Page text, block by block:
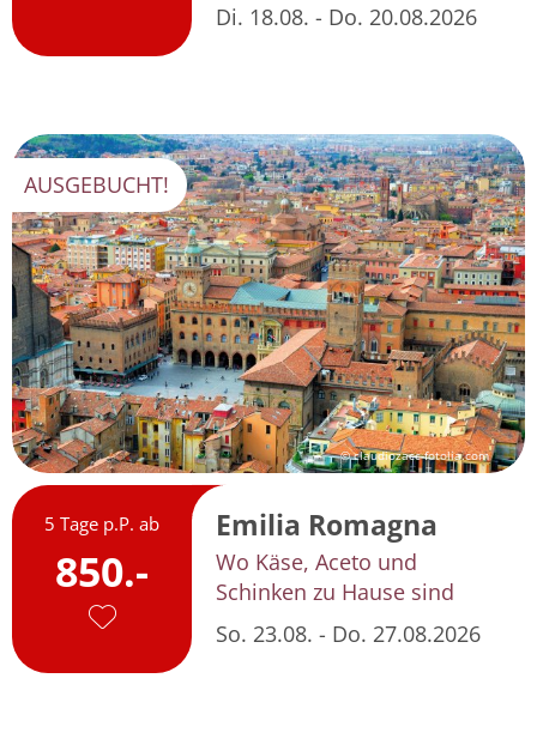
Di. 18.08. - Do. 20.08.2026
AUSGEBUCHT!
© claudiozacc-fotolia.com
5 Tage p.P. ab
850.-
Emilia Romagna
Wo Käse, Aceto und
Schinken zu Hause sind
So. 23.08. - Do. 27.08.2026